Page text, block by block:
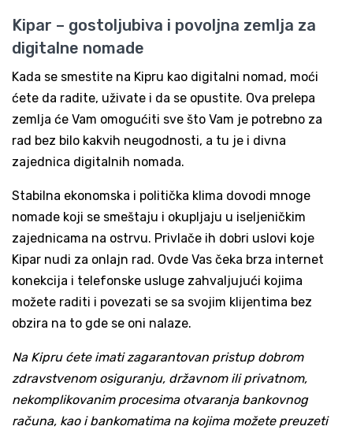
Kipar – gostoljubiva i povoljna zemlja za
digitalne nomade
Kada se smestite na Kipru kao digitalni nomad, moći
ćete da radite, uživate i da se opustite. Ova prelepa
zemlja će Vam omogućiti sve što Vam je potrebno za
rad bez bilo kakvih neugodnosti, a tu je i divna
zajednica digitalnih nomada.
Stabilna ekonomska i politička klima dovodi mnoge
nomade koji se smeštaju i okupljaju u iseljeničkim
zajednicama na ostrvu. Privlače ih dobri uslovi koje
Kipar nudi za onlajn rad. Ovde Vas čeka brza internet
konekcija i telefonske usluge zahvaljujući kojima
možete raditi i povezati se sa svojim klijentima bez
obzira na to gde se oni nalaze.
Na Kipru ćete imati zagarantovan pristup dobrom
zdravstvenom osiguranju, državnom ili privatnom,
nekomplikovanim procesima otvaranja bankovnog
računa, kao i bankomatima na kojima možete preuzeti